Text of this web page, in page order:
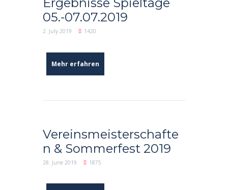
05.-07.07.2019
2. July 2019 1420
Mehr erfahren
Vereinsmeisterschafte
n & Sommerfest 2019
28. June 2019 1875